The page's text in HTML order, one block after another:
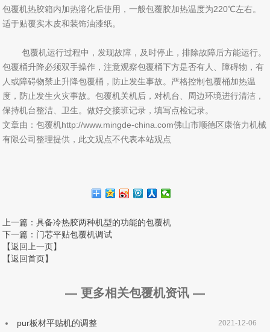
包覆机热胶箱内加热溶化后使用，一般包覆胶加热温度为220℃左右。
适于贴覆实木皮和装饰油漆纸。
包覆机运行过程中，发现故障，及时停止，排除故障后方能运行。
包覆桶升降必须双手操作，注意观察包覆桶下方是否有人、障碍物，有
人或障碍物禁止升降包覆桶，防止发生事故。严格控制包覆桶加热温
度，防止发生火灾事故。包覆机关机后，对机台、周边环境进行清洁，
保持机台整洁、卫生。做好交接班记录，填写点检记录。
文章由：包覆机http://www.mingde-china.com佛山市顺德区康倍力机械
有限公司整理提供，此文观点不代表本站观点
上一篇 ：具备冷热胶两种机型的功能的包覆机
下一篇 ：门芯平贴包覆机调试
【返回上一页】
【返回首页】
— 更多相关包覆机资讯 —
pur板材平贴机的调整 2021-12-06